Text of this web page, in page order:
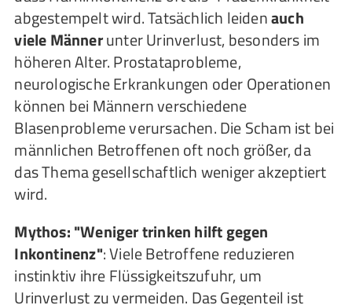
abgestempelt wird. Tatsächlich leidenauch
viele Männerunter Urinverlust, besonders im
höheren Alter. Prostataprobleme,
neurologische Erkrankungen oder Operationen
können bei Männern verschiedene
Blasenprobleme verursachen. Die Scham ist bei
männlichen Betroffenen oft noch größer, da
das Thema gesellschaftlich weniger akzeptiert
wird.
Mythos: "Weniger trinken hilft gegen
Inkontinenz": Viele Betroffene reduzieren
instinktiv ihre Flüssigkeitszufuhr, um
Urinverlust zu vermeiden. Das Gegenteil ist